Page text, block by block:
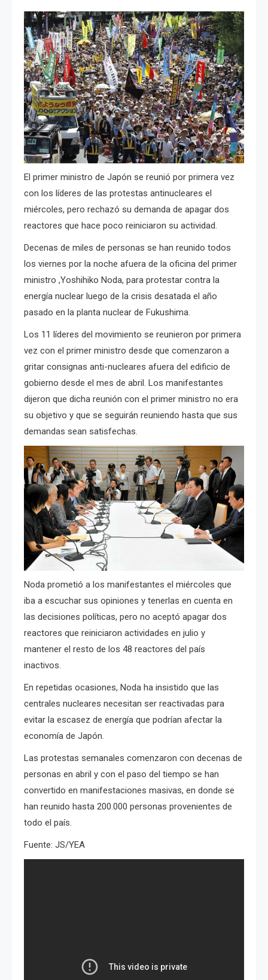
El primer ministro de Japón se reunió por primera vez
con los líderes de las protestas antinucleares el
miércoles, pero rechazó su demanda de apagar dos
reactores que hace poco reiniciaron su actividad.
Decenas de miles de personas se han reunido todos
los viernes por la noche afuera de la oficina del primer
ministro ,Yoshihiko Noda, para protestar contra la
energía nuclear luego de la crisis desatada el año
pasado en la planta nuclear de Fukushima.
Los 11 líderes del movimiento se reunieron por primera
vez con el primer ministro desde que comenzaron a
gritar consignas anti-nucleares afuera del edificio de
gobierno desde el mes de abril. Los manifestantes
dijeron que dicha reunión con el primer ministro no era
su objetivo y que se seguirán reuniendo hasta que sus
demandas sean satisfechas.
Noda prometió a los manifestantes el miércoles que
iba a escuchar sus opiniones y tenerlas en cuenta en
las decisiones políticas, pero no aceptó apagar dos
reactores que reiniciaron actividades en julio y
mantener el resto de los 48 reactores del país
inactivos.
En repetidas ocasiones, Noda ha insistido que las
centrales nucleares necesitan ser reactivadas para
evitar la escasez de energía que podrían afectar la
economía de Japón.
Las protestas semanales comenzaron con decenas de
personas en abril y con el paso del tiempo se han
convertido en manifestaciones masivas, en donde se
han reunido hasta 200.000 personas provenientes de
todo el país.
Fuente: JS/YEA